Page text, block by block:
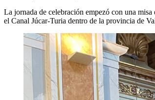
La jornada de celebración empezó con una
el Canal Júcar-Turia dentro de la provincia de